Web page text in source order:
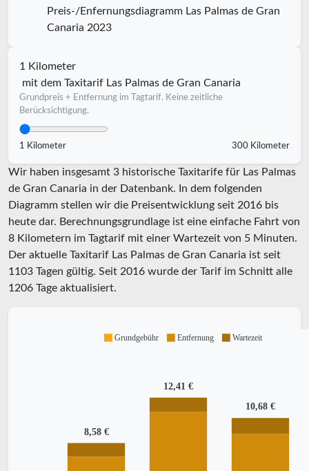
Preis-/Enfernungsdiagramm Las Palmas de Gran
Canaria 2023
1 Kilometer
mit dem Taxitarif Las Palmas de Gran Canaria
Grundpreis + Entfernung im Tagtarif. Keine zeitliche
Berücksichtigung.
1 Kilometer 300 Kilometer
Wir haben insgesamt 3 historische Taxitarife für Las Palmas
de Gran Canaria in der Datenbank. In dem folgenden
Diagramm stellen wir die Preisentwicklung seit 2016 bis
heute dar. Berechnungsgrundlage ist eine einfache Fahrt von
8 Kilometern im Tagtarif mit einer Wartezeit von 5 Minuten.
Der aktuelle Taxitarif Las Palmas de Gran Canaria ist seit
1103 Tagen gültig. Seit 2016 wurde der Tarif im Schnitt alle
1206 Tage aktualisiert.
8,58 €
12,41 €
10,68 €
Grundgebühr Entfernung Wartezeit